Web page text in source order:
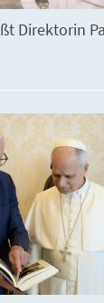
Direktorin